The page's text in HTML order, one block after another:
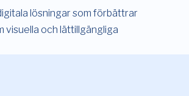
lösningar som förbättrar
visuella och lättillgängliga